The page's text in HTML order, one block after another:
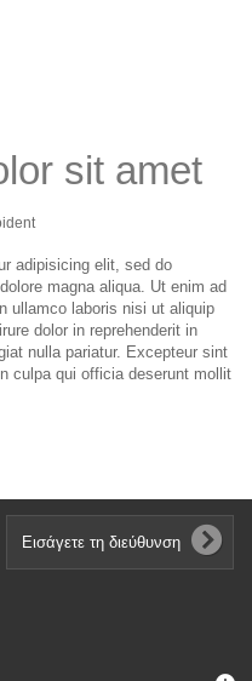
sit amet
adipisicing elit, sed do
magna aliqua. Ut enim ad
ullamco laboris nisi ut aliquip
dolor in reprehenderit in
nulla pariatur. Excepteur sint
culpa qui officia deserunt mollit